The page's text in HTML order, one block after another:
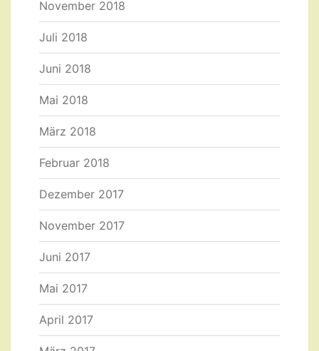
November 2018
Juli 2018
Juni 2018
Mai 2018
März 2018
Februar 2018
Dezember 2017
November 2017
Juni 2017
Mai 2017
April 2017